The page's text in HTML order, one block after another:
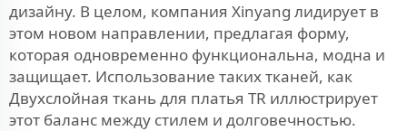
дизайну. В целом, компания Xinyang лидирует в
этом новом направлении, предлагая форму,
которая одновременно функциональна, модна и
защищает. Использование таких тканей, как
Двухслойная ткань для платья TR иллюстрирует
этот баланс между стилем и долговечностью.